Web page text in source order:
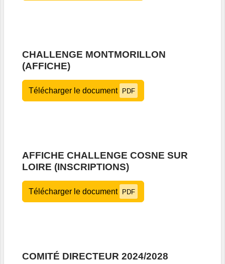
CHALLENGE MONTMORILLON
(AFFICHE)
Télécharger le document PDF
AFFICHE CHALLENGE COSNE SUR
LOIRE (INSCRIPTIONS)
Télécharger le document PDF
COMITÉ DIRECTEUR 2024/2028